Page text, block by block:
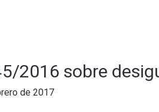
2016 sobre
de 2017